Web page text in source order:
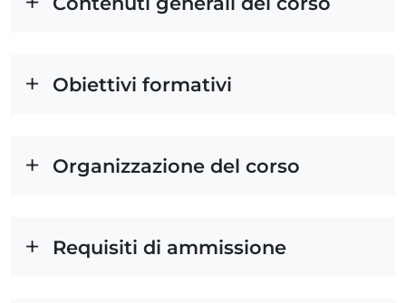
Obiettivi formativi
Organizzazione del corso
Requisiti di ammissione